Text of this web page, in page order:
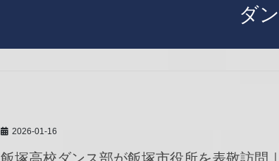
ダ
2026-01-16